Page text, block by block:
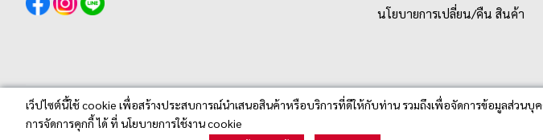
เว็ปไซต์นี้ใช้ cookie เพื่อสร้างประสบการณ์นำเสนอสินค้าหรือบริการที่ดีให้กับท่าน รวมถึงเพื่อจัดการข้อมูลส่วน
การจัดการคุกกี้ ได้ ที่ นโยบายการใช้งาน cookie
นโยบายการเปลี่ยน/คืน สินค้า